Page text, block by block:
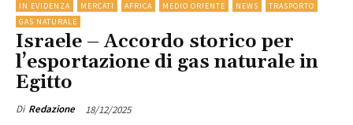
IN EVIDENZA MERCATI AFRICA MEDIO ORIENTE NEWS
TRASPORTO
GAS NATURALE
Israele – Accordo storico per
l’esportazione di gas naturale in
Egitto
Di Redazione 18/12/2025